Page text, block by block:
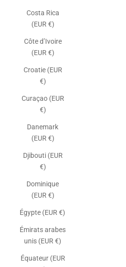
Costa Rica
(EUR €)
Côte d’Ivoire
(EUR €)
Croatie (EUR
€)
Curaçao (EUR
€)
Danemark
(EUR €)
Djibouti (EUR
€)
Dominique
(EUR €)
Égypte (EUR €)
Émirats arabes
unis (EUR €)
Équateur (EUR